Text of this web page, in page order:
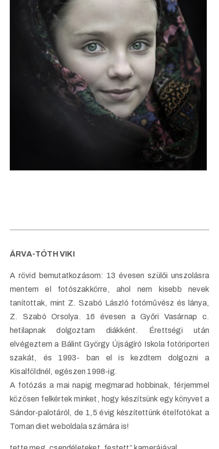
ÁRVA-TÓTH VIKI
A rövid bemutatkozásom: 13 évesen szülői unszolásra
mentem el fotószakkörre, ahol nem kisebb nevek
tanítottak, mint Z. Szabó László fotóművész és lánya,
Z. Szabó Orsolya. 16 évesen a Győri Vasárnap c.
hetilapnak dolgoztam diákként. Érettségi után
elvégeztem a Bálint György Újságíró Iskola fotóriporteri
szakát, és 1993- ban el is kezdtem dolgozni a
Kisalföldnél, egészen 1998-ig.
A fotózás a mai napig megmarad hobbinak, férjemmel
közösen felkértek minket, hogy készítsünk egy könyvet a
Sándor-palotáról, de 1,5 évig készítettünk ételfotókat a
Toman diet weboldala számára is!